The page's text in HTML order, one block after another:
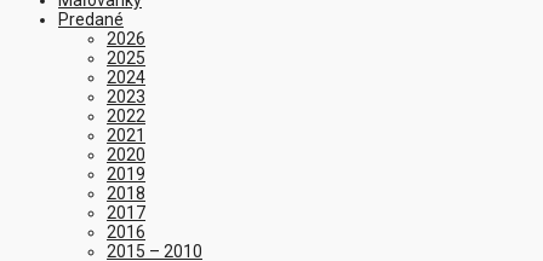
Predané
2026
2025
2024
2023
2022
2021
2020
2019
2018
2017
2016
2015 – 2010